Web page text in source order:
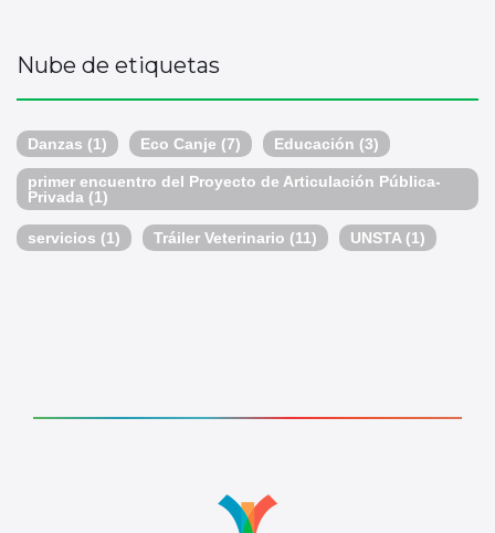
Nube de etiquetas
Danzas (1) Eco Canje (7) Educación (3)
primer encuentro del Proyecto de Articulación Pública-
Privada (1)
servicios (1) Tráiler Veterinario (11) UNSTA(1)